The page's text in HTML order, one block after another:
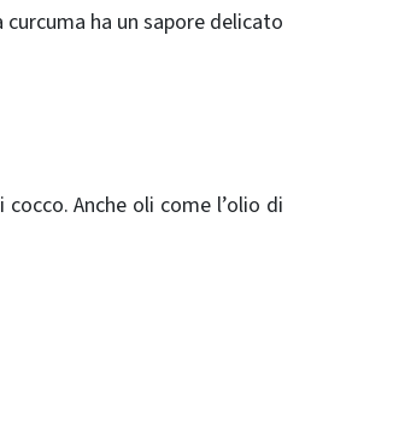
ha un sapore delicato
Anche oli come l’olio di